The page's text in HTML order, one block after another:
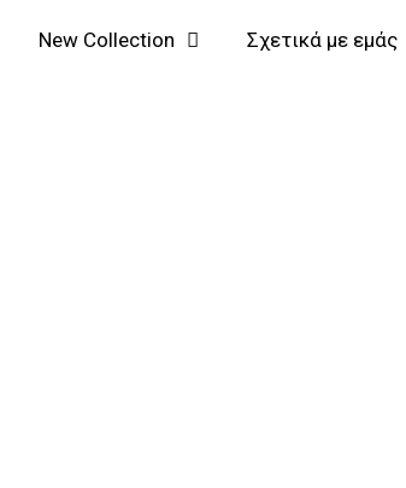
New Collection Σχετικά με εμάς